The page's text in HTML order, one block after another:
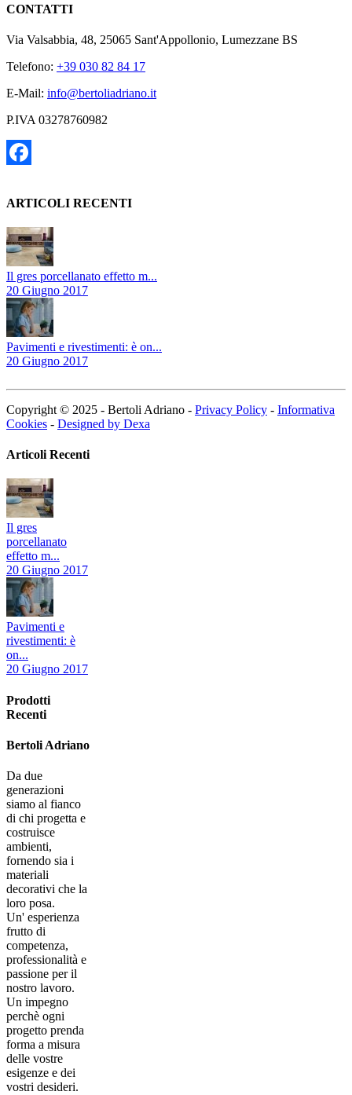
CONTATTI
Via Valsabbia, 48, 25065 Sant'Appollonio, Lumezzane BS
Telefono: +39 030 82 84 17
E-Mail: info@bertoliadriano.it
P.IVA 03278760982
ARTICOLI RECENTI
Il gres porcellanato effetto m...
20 Giugno 2017
Pavimenti e rivestimenti: è on...
20 Giugno 2017
Copyright © 2025 - Bertoli Adriano - Privacy Policy - Informativa
Cookies - Designed by Dexa
Articoli Recenti
Il gres
porcellanato
effetto m...
20 Giugno 2017
Pavimenti e
rivestimenti: è
on...
20 Giugno 2017
Prodotti
Recenti
Bertoli Adriano
Da due
generazioni
siamo al fianco
di chi progetta e
costruisce
ambienti,
fornendo sia i
materiali
decorativi che la
loro posa.
Un' esperienza
frutto di
competenza,
professionalità e
passione per il
nostro lavoro.
Un impegno
perchè ogni
progetto prenda
forma a misura
delle vostre
esigenze e dei
vostri desideri.